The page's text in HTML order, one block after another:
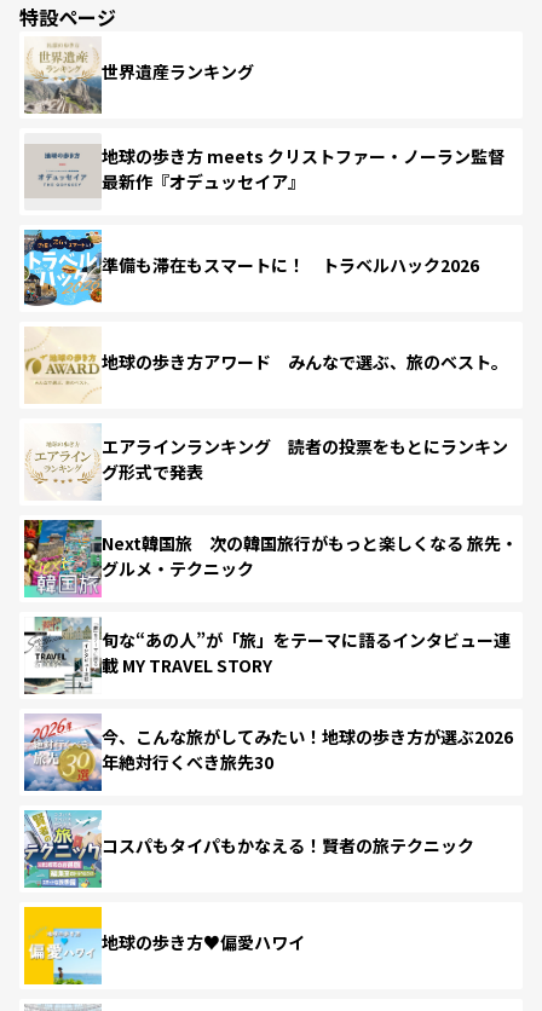
特設ページ
世界遺産ランキング
地球の歩き方 meets クリストファー・ノーラン監督
最新作『オデュッセイア』
準備も滞在もスマートに！ トラベルハック2026
地球の歩き方アワード みんなで選ぶ、旅のベスト。
エアラインランキング 読者の投票をもとにランキン
グ形式で発表
Next韓国旅 次の韓国旅行がもっと楽しくなる 旅先・
グルメ・テクニック
旬な“あの人”が「旅」をテーマに語るインタビュー連
載 MY TRAVEL STORY
今、こんな旅がしてみたい！地球の歩き方が選ぶ2026
年絶対行くべき旅先30
コスパもタイパもかなえる！賢者の旅テクニック
地球の歩き方♥偏愛ハワイ